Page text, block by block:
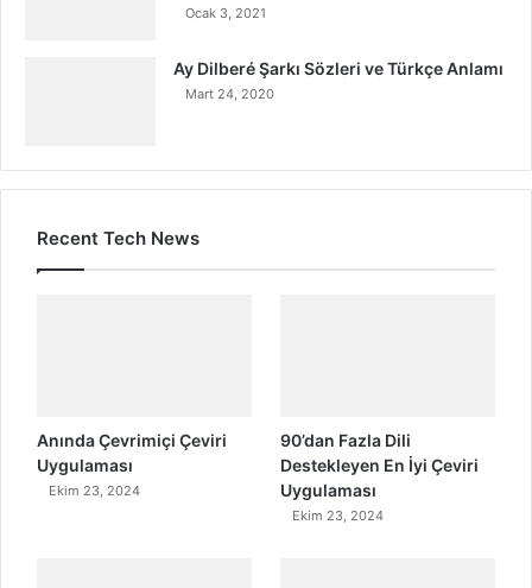
Ocak 3, 2021
Ay Dilberé Şarkı Sözleri ve Türkçe Anlamı
Mart 24, 2020
Recent Tech News
Anında Çevrimiçi Çeviri
Uygulaması
Ekim 23, 2024
90’dan Fazla Dili
Destekleyen En İyi Çeviri
Uygulaması
Ekim 23, 2024